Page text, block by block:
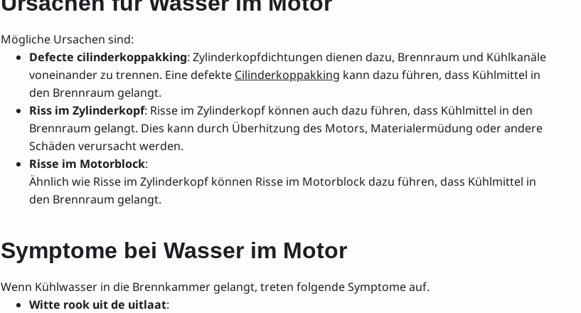
Mögliche Ursachen sind:
Defecte cilinderkoppakking: Zylinderkopfdichtungen dienen dazu, Brennraum und Kühlkanäle
voneinander zu trennen. Eine defekte Cilinderkoppakking kann dazu führen, dass Kühlmittel in
den Brennraum gelangt.
Riss im Zylinderkopf: Risse im Zylinderkopf können auch dazu führen, dass Kühlmittel in den
Brennraum gelangt. Dies kann durch Überhitzung des Motors, Materialermüdung oder andere
Schäden verursacht werden.
Risse im Motorblock:
Ähnlich wie Risse im Zylinderkopf können Risse im Motorblock dazu führen, dass Kühlmittel in
den Brennraum gelangt.
Symptome bei Wasser im Motor
Wenn Kühlwasser in die Brennkammer gelangt, treten folgende Symptome auf.
Witte rook uit de uitlaat: